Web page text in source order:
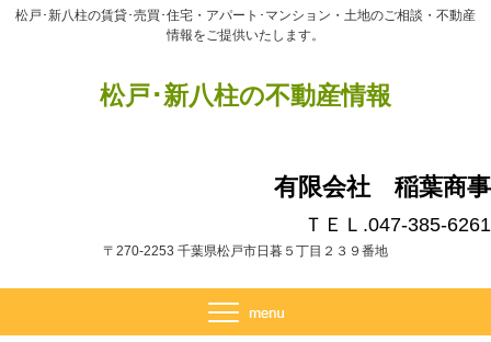
松戸･新八柱の不動産情報
松戸･新八柱の賃貸･売買･住宅・アパート･マンション・土地のご相談・不動産
情報をご提供いたします。
有限会社 稲葉商事
ＴＥＬ.047-385-6261
〒270-2253 千葉県松戸市日暮５丁目２３９番地